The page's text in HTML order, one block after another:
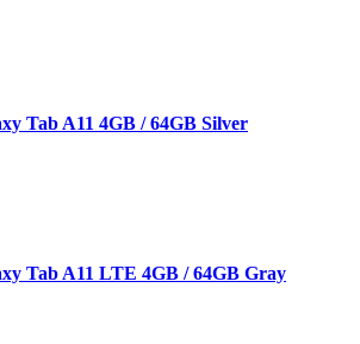
Tab A11 4GB / 64GB Silver
Tab A11 LTE 4GB / 64GB Gray